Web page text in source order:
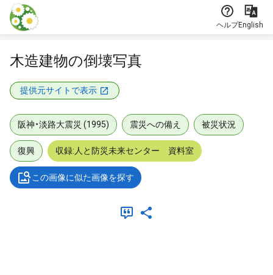
本文に飛ぶ
ヘルプEnglish
木造建物の倒壊写真
提供元サイトで表示
阪神・淡路大震災 (1995) 震災への備え 被災状況
復興 収録:人と防災未来センター 資料室
この画像に似た画像を探す